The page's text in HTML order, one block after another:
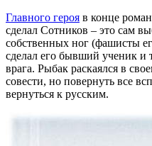
Главного героя в конце
сделал Сотников – это сам
собственных ног (фашисты
сделал его бывший ученик и
врага. Рыбак раскаялся в
совести, но повернуть все
вернуться к русским.